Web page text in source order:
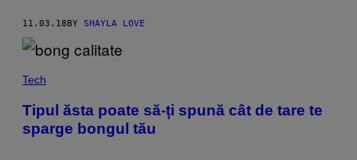
11.03.18BY SHAYLA LOVE
Tech
Tipul ăsta poate să-ți spună cât de tare te
sparge bongul tău